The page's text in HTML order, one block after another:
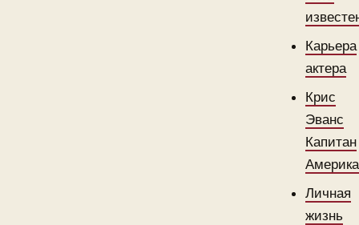
Карьера
актера
Крис
Эванс
Капитан
Америка
Личная
жизнь